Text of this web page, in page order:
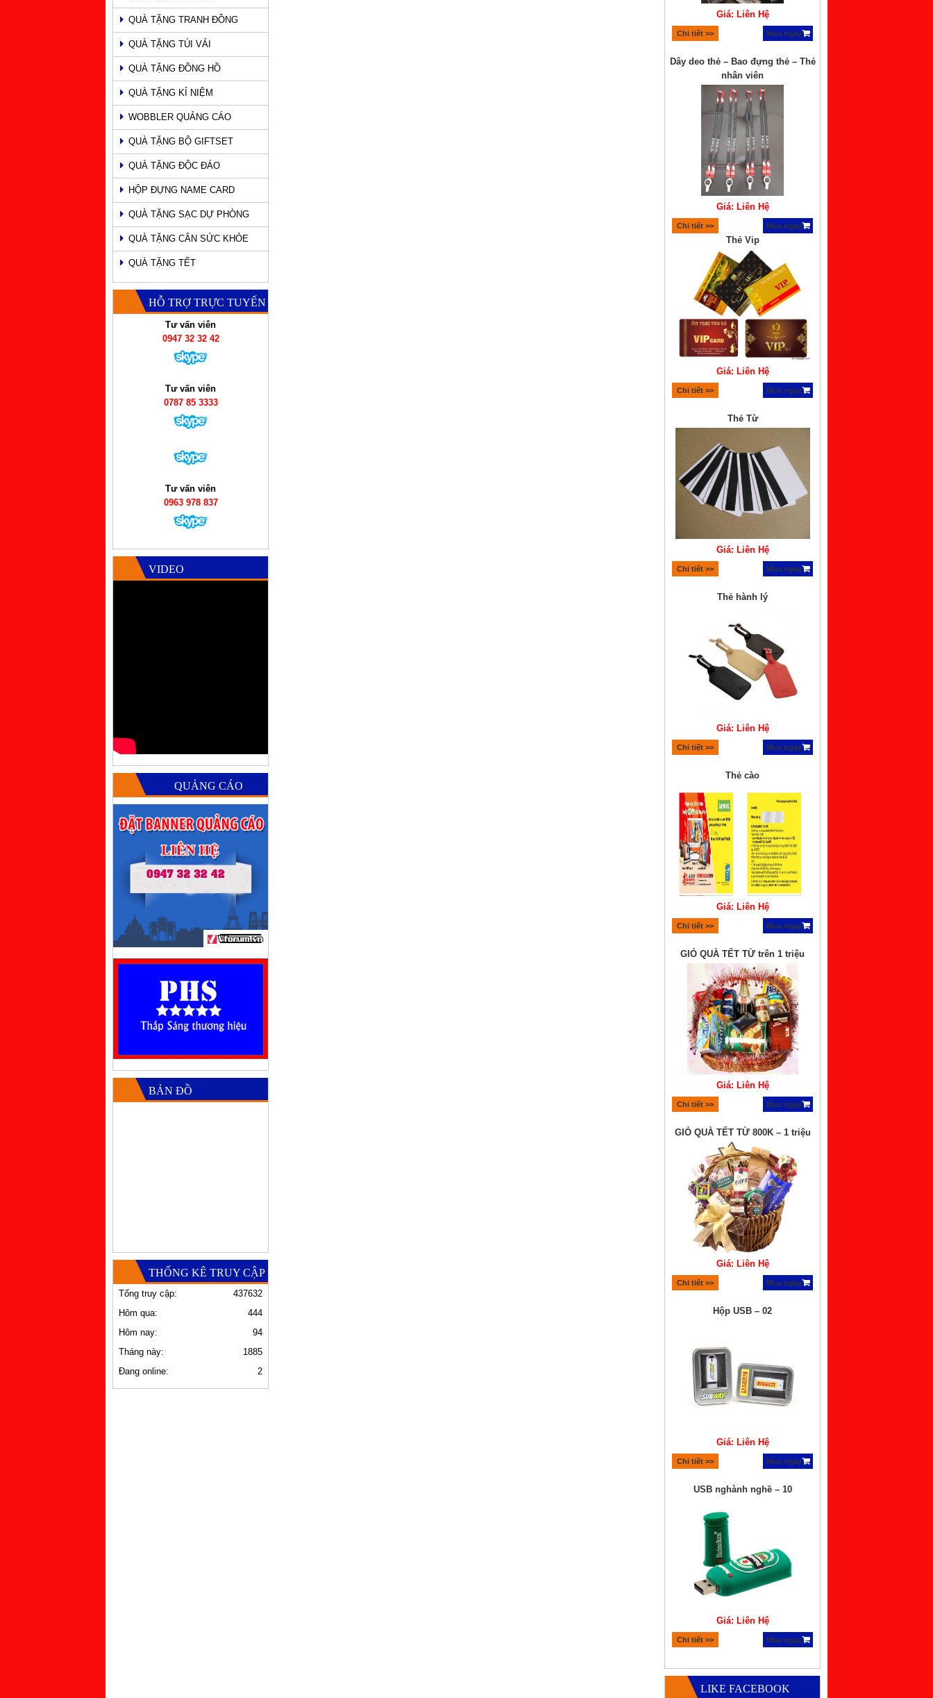
Giá: Liên Hệ
Chi tiết >> Mua ngay
Dây deo thẻ – Bao đựng thẻ – Thẻ
nhân viên
Giá: Liên Hệ
Chi tiết >> Mua ngay
Thẻ Vip
Giá: Liên Hệ
Chi tiết >> Mua ngay
Thẻ Từ
Giá: Liên Hệ
Chi tiết >> Mua ngay
Thẻ hành lý
Giá: Liên Hệ
Chi tiết >> Mua ngay
Thẻ cào
Giá: Liên Hệ
Chi tiết >> Mua ngay
GIỎ QUÀ TẾT TỪ trên 1 triệu
Giá: Liên Hệ
Chi tiết >> Mua ngay
GIỎ QUÀ TẾT TỪ 800K – 1 triệu
Giá: Liên Hệ
Chi tiết >> Mua ngay
Hộp USB – 02
Giá: Liên Hệ
Chi tiết >> Mua ngay
USB nghành nghề – 10
Giá: Liên Hệ
Chi tiết >> Mua ngay
Quà tặng bộ xếp hình lego
LIKE FACEBOOK
QUÀ TẶNG TRANH ĐỒNG
QUÀ TẶNG TÚI VẢI
QUÀ TẶNG ĐỒNG HỒ
QUÀ TẶNG KỈ NIỆM
WOBBLER QUẢNG CÁO
QUÀ TẶNG BỘ GIFTSET
QUÀ TẶNG ĐỘC ĐÁO
HỘP ĐỰNG NAME CARD
QUÀ TẶNG SẠC DỰ PHÒNG
QUÀ TẶNG CÂN SỨC KHỎE
QUÀ TẶNG TẾT
HỖ TRỢ TRỰC TUYẾN
Tư vấn viên
0947 32 32 42
Tư vấn viên
0787 85 3333
Tư vấn viên
0963 978 837
VIDEO
QUẢNG CÁO
BẢN ĐỒ
THỐNG KÊ TRUY CẬP
437632
Tổng truy cập:
444
Hôm qua:
94
Hôm nay:
1885
Tháng này:
2
Đang online: